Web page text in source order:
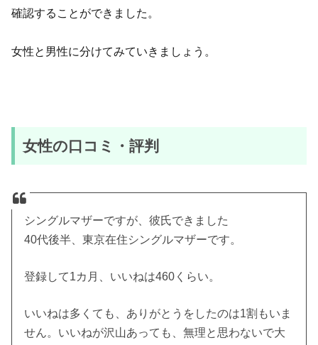
確認することができました。
女性と男性に分けてみていきましょう。
女性の口コミ・評判
シングルマザーですが、彼氏できました
40代後半、東京在住シングルマザーです。
登録して1カ月、いいねは460くらい。
いいねは多くても、ありがとうをしたのは1割もいま
せん。いいねが沢山あっても、無理と思わないで大